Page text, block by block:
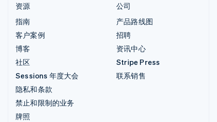
资源
指南
客户案例
博客
社区
Sessions 年度大会
隐私和条款
禁止和限制的业务
牌照
公司
产品路线图
招聘
资讯中心
Stripe Press
联系销售